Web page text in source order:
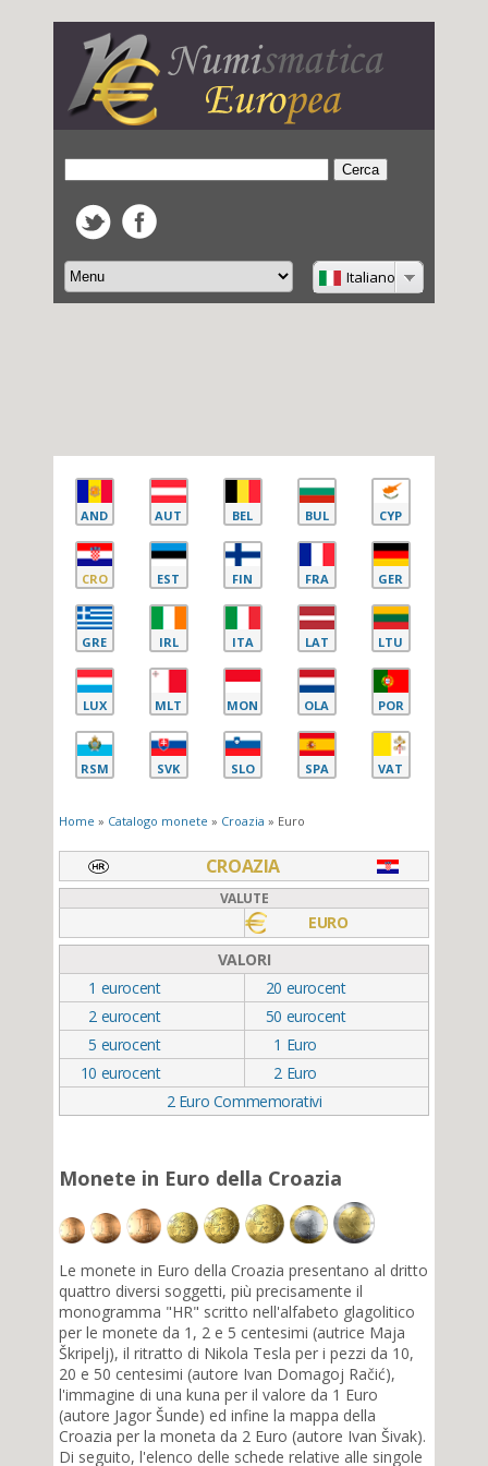
Italiano
AND AUT BEL BUL CYP
CRO EST FIN FRA GER
GRE IRL ITA LAT LTU
LUX MLT MON OLA POR
RSM SVK SLO SPA VAT
Home » Catalogo monete » Croazia » Euro
CROAZIA
VALUTE
EURO
VALORI
1 eurocent 20 eurocent
2 eurocent 50 eurocent
5 eurocent 1 Euro
10 eurocent 2 Euro
2 Euro Commemorativi
Monete in Euro della Croazia
Le monete in Euro della Croazia presentano al dritto
quattro diversi soggetti, più precisamente il
monogramma "HR" scritto nell'alfabeto glagolitico
per le monete da 1, 2 e 5 centesimi (autrice Maja
Škripelj), il ritratto di Nikola Tesla per i pezzi da 10,
20 e 50 centesimi (autore Ivan Domagoj Račić),
l'immagine di una kuna per il valore da 1 Euro
(autore Jagor Šunde) ed infine la mappa della
Croazia per la moneta da 2 Euro (autore Ivan Šivak).
Di seguito, l'elenco delle schede relative alle singole